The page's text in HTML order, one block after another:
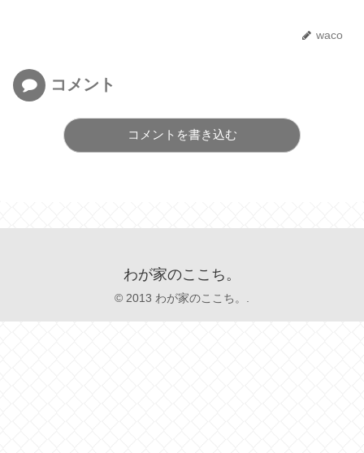
waco
コメント
コメントを書き込む
わが家のここち。
© 2013 わが家のここち。.